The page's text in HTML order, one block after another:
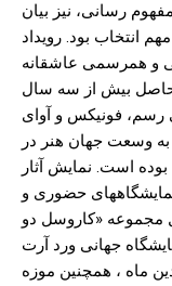
رسانی، نیز بیان
انتخاب بود. رویداد
و همرسمی عاشقانه
حاصل بیش از سه سال
رسم، فونیکس و آوای
وسعت جهان هنر در
بوده است. نمایش آثار
با نمایشگاههای حضوری و
مجموعه «کاروسل دو
جهانی ورد آرت
ماه ، همچنین موزه